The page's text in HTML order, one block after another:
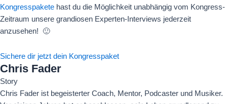
Kongresspakete hast du die Möglichkeit unabhängig vom Kongress-
Zeitraum unsere grandiosen Experten-Interviews jederzeit
anzusehen! 🙂
Sichere dir jetzt dein Kongresspaket
Chris Fader
Story
Chris Fader ist begeisterter Coach, Mentor, Podcaster und Musiker.